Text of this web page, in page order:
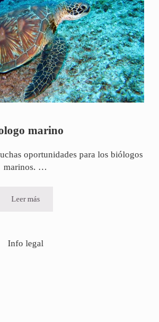
marino
oportunidades para los biólogos
marinos. …
Leer másBiologo marino
Info legal